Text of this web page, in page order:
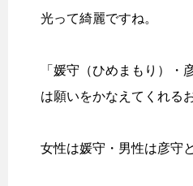
光って綺麗ですね。
「媛守（ひめまもり）・
は願いをかなえてくれる
女性は媛守・男性は彦守